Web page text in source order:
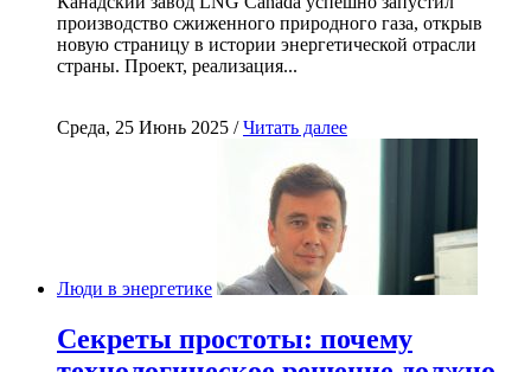
производство сжиженного природного газа, открыв
новую страницу в истории энергетической отрасли
страны. Проект, реализация...
Среда, 25 Июнь 2025 /Читать далее
Люди в энергетике
Секреты простоты: почему